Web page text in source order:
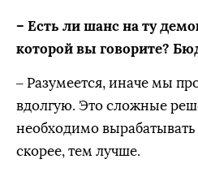
– Есть ли шанс на ту
которой вы говорите?
– Разумеется, иначе мы
вдолгую. Это сложные
необходимо
скорее, тем лучше.